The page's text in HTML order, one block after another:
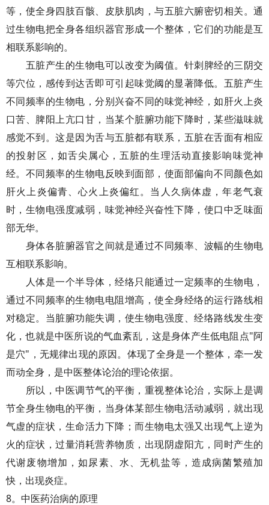
等，使全身四肢百骸、皮肤肌肉，与五脏六腑密切相关。通
过生物电把全身各组织器官形成一个整体，它们的功能是互
相联系影响的。
五脏产生的生物电可以改变为阈值。针刺脾经的三阴交
等穴位，感传到达舌即可引起味觉阈的显著降低。五脏产生
不同频率的生物电，分别兴奋不同的味觉神经，如肝火上炎
口苦、脾阳上亢口甘，当某个脏腑功能下降时，某些滋味就
感觉不到。这是因为舌与五脏都有联系，五脏在舌面有相应
的投射区，如舌尖属心，五脏的生理活动直接影响味觉神
经。不同频率的生物电反映到面部，使面部偏向不同颜色如
肝火上炎偏青、心火上炎偏红。当人久病体虚，年老气衰
时，生物电强度减弱，味觉神经兴奋性下降，使口中乏味面
部无华。
身体各脏腑器官之间就是通过不同频率、波幅的生物电
互相联系影响。
人体是一个半导体，经络只能通过一定频率的生物电，
通过不同频率的生物电电阻增高，使全身经络的运行路线相
对稳定。当脏腑功能失调，使生物电强度、经络路线发生变
化，也就是中医所说的气血紊乱，这是身体产生低电阻点"阿
是穴"，无规律出现的原因。体现了全身是一个整体，牵一发
而动全身，是中医整体论治的理论依据。
所以，中医调节气的平衡，重视整体论治，实际上是调
节全身生物电的平衡，当身体某部生物电活动减弱，就出现
气虚的症状，生命活力下降；而生物电太强又出现气上逆为
火的症状，过量消耗营养物质，出现阴虚阳亢，同时产生的
代谢废物增加，如尿素、水、无机盐等，造成病菌繁殖加
快，出现炎症。
8。中医药治病的原理